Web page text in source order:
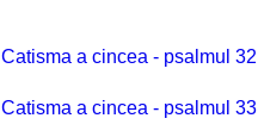
Catisma a cincea - psalmul 32
Catisma a cincea - psalmul 33